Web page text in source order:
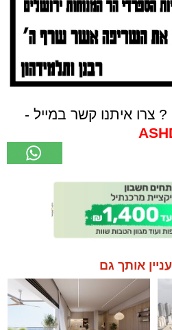
? צרו איתנו קשר במייל -
אותך גם